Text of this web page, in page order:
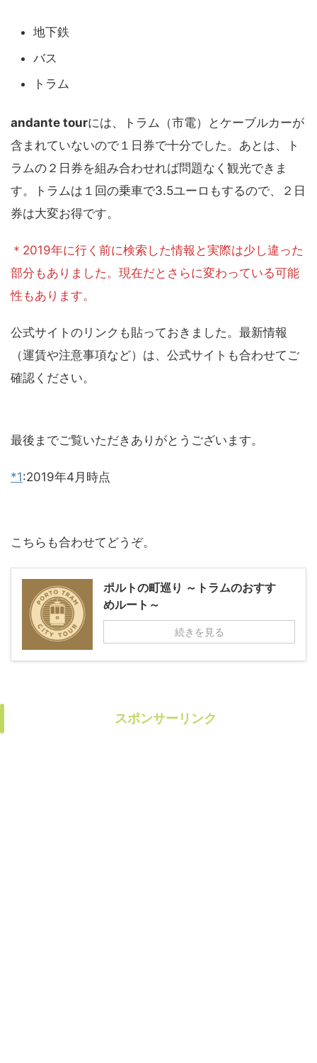
地下鉄
バス
トラム
andante tourには、トラム（市電）とケーブルカーが
含まれていないので１日券で十分でした。あとは、ト
ラムの２日券を組み合わせれば問題なく観光できま
す。トラムは１回の乗車で3.5ユーロもするので、２日
券は大変お得です。
＊2019年に行く前に検索した情報と実際は少し違った
部分もありました。現在だとさらに変わっている可能
性もあります。
公式サイトのリンクも貼っておきました。最新情報
（運賃や注意事項など）は、公式サイトも合わせてご
確認ください。
最後までご覧いただきありがとうございます。
*1:2019年4月時点
こちらも合わせてどうぞ。
ポルトの町巡り ～トラムのおすす
めルート～
続きを見る
スポンサーリンク